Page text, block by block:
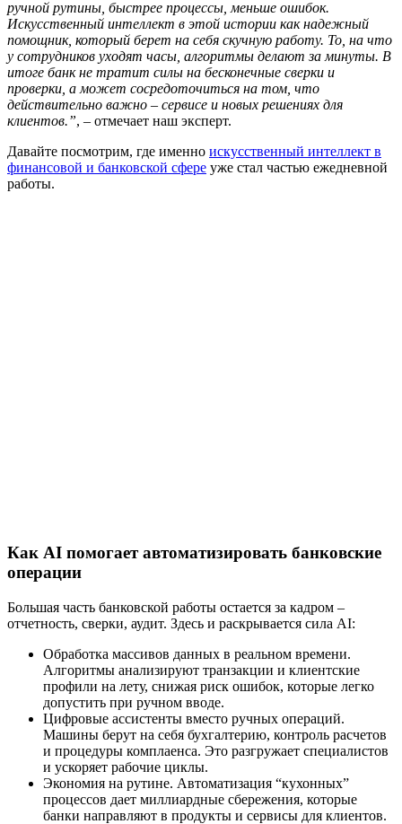
ручной рутины, быстрее процессы, меньше ошибок.
Искусственный интеллект в этой истории как надежный
помощник, который берет на себя скучную работу. То, на что
у сотрудников уходят часы, алгоритмы делают за минуты. В
итоге банк не тратит силы на бесконечные сверки и
проверки, а может сосредоточиться на том, что
действительно важно – сервисе и новых решениях для
клиентов.”, – отмечает наш эксперт.
Давайте посмотрим, где именно искусственный интеллект в
финансовой и банковской сфере уже стал частью ежедневной
работы.
Как AI помогает автоматизировать банковские
операции
Большая часть банковской работы остается за кадром –
отчетность, сверки, аудит. Здесь и раскрывается сила AI:
Обработка массивов данных в реальном времени.
Алгоритмы анализируют транзакции и клиентские
профили на лету, снижая риск ошибок, которые легко
допустить при ручном вводе.
Цифровые ассистенты вместо ручных операций.
Машины берут на себя бухгалтерию, контроль расчетов
и процедуры комплаенса. Это разгружает специалистов
и ускоряет рабочие циклы.
Экономия на рутине. Автоматизация “кухонных”
процессов дает миллиардные сбережения, которые
банки направляют в продукты и сервисы для клиентов.